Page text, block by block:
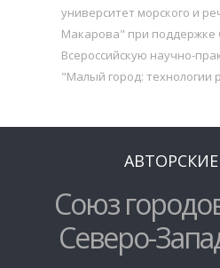
университет морского и
Макарова" при поддержке
Всероссийскую научно-
"Малый город: технологии
Союз
Северо-